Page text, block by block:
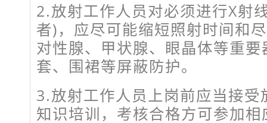
2.放射工作人员对必须进行X射
者)，应尽可能缩短照射时间和
对性腺、甲状腺、眼晶体等重
套、围裙等屏蔽防护。
3.放射工作人员上岗前应当接
知识培训，考核合格方可参加